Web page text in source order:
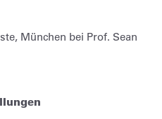
München bei Prof. Sean